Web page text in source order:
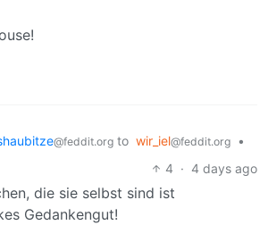
@feddit.org to wir_iel@feddit.org
•
4 · 4 days ago
die sie selbst sind ist
Gedankengut!